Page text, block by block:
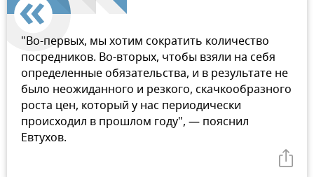
"Во-первых, мы хотим сократить количество
посредников. Во-вторых, чтобы взяли на себя
определенные обязательства, и в результате не
было неожиданного и резкого, скачкообразного
роста цен, который у нас периодически
происходил в прошлом году", — пояснил
Евтухов.